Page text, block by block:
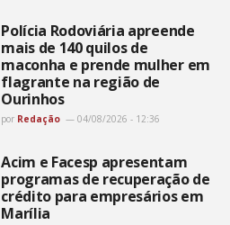
Polícia Rodoviária apreende
mais de 140 quilos de
maconha e prende mulher em
flagrante na região de
Ourinhos
por Redação 04/08/2026 - 12:36
Acim e Facesp apresentam
programas de recuperação de
crédito para empresários em
Marília